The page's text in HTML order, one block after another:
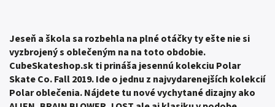
Jeseň a škola sa rozbehla na plné otáčky ty ešte nie si
vyzbrojený s oblečeným na na toto obdobie.
CubeSkateshop.sk ti prináša jesennú kolekciu Polar
Skate Co. Fall 2019. Ide o jednu z najvydarenejších kolekcií
Polar oblečenia. Nájdete tu nové vychytané dizajny ako